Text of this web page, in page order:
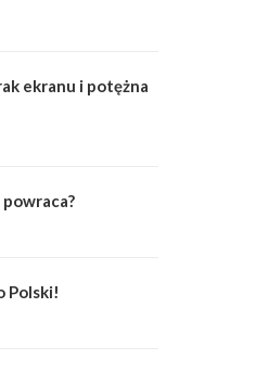
ekranu i potężna
Polski!